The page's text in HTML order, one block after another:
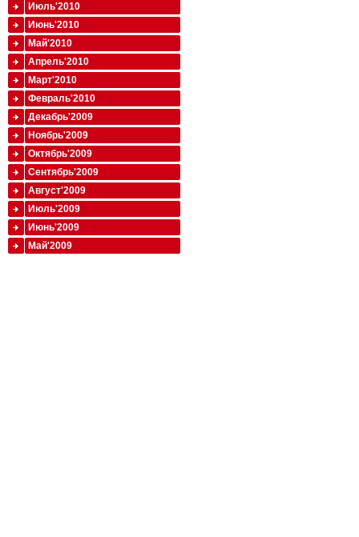
Июль'2010
Июнь'2010
Май'2010
Апрель'2010
Март'2010
Февраль'2010
Декабрь'2009
Ноябрь'2009
Октябрь'2009
Сентябрь'2009
Август'2009
Июль'2009
Июнь'2009
Май'2009